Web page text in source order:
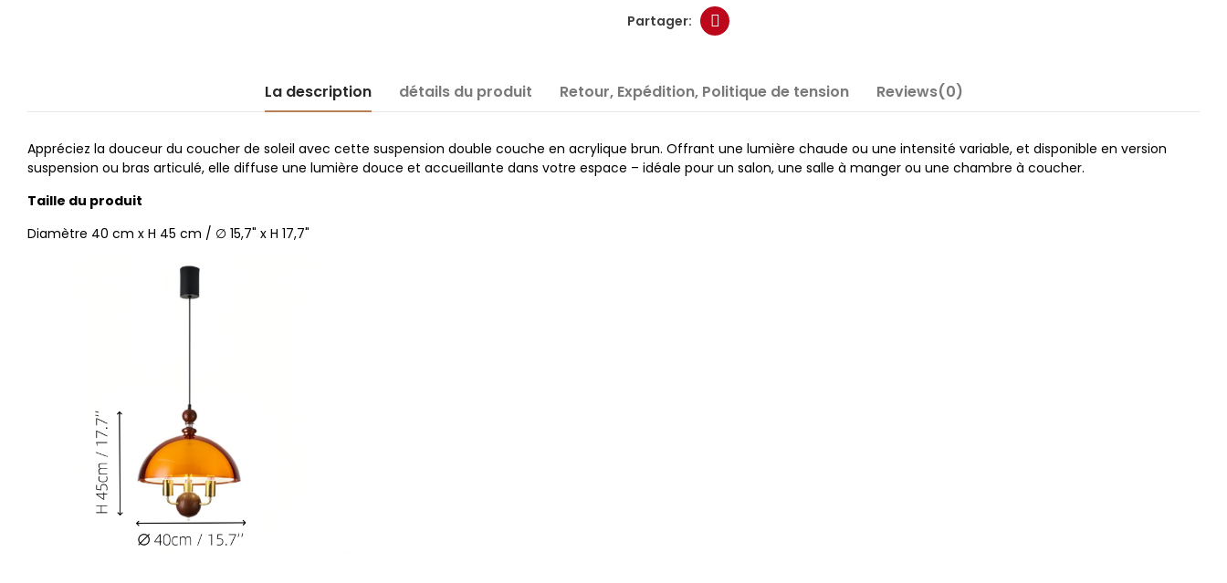
La description détails du produit Retour, Expédition, Politique de tension Reviews(0)
Appréciez la douceur du coucher de soleil avec cette suspension double couche en acrylique brun. Offrant une lumière chaude ou une intensité variable, et disponible en version
suspension ou bras articulé, elle diffuse une lumière douce et accueillante dans votre espace – idéale pour un salon, une salle à manger ou une chambre à coucher.
Taille du produit
Diamètre 40 cm x H 45 cm / ∅ 15,7" x H 17,7"